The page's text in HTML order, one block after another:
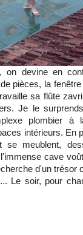
on devine en
pièces, la
sa flûte
Je le
plombier à
intérieurs. En
meublent,
cave
d'un trésor
Le soir, pour